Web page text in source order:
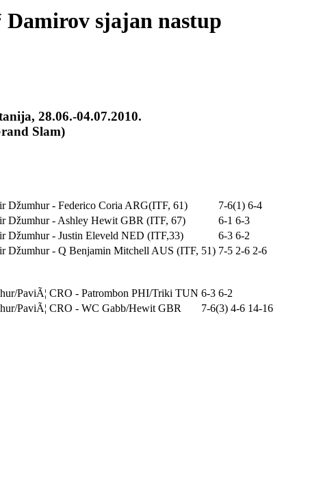
sjajan nastup
28.06.-04.07.2010.
Slam)
Džumhur - Federico Coria ARG(ITF, 61)
7-6(1) 6-4
Džumhur - Ashley Hewit GBR (ITF, 67)
6-1 6-3
Džumhur - Justin Eleveld NED (ITF,33)
6-3 6-2
Džumhur - Q Benjamin Mitchell AUS (ITF, 51) 7-5 2-6 2-6
PaviÃ¦ CRO - Patrombon PHI/Triki TUN 6-3 6-2
PaviÃ¦ CRO - WC Gabb/Hewit GBR 7-6(3) 4-6 14-16